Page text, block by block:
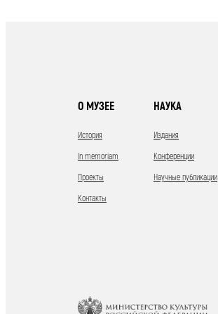
О МУЗЕЕ
История
In memoriam
Проекты
Контакты
НАУКА
Издания
Конференции
Научные публикации